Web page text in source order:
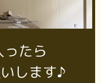
たら
します♪